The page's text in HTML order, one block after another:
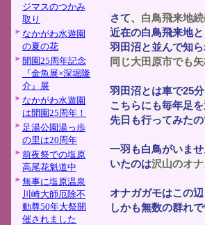
ジマスのつかみ
取り
なかがわ水遊園
の夏の花
開園25周年記念
『金魚展×深堀隆
介』展
なかがわ水遊園
は開園25周年！
足湯公園湯っ歩
の里は20周年
前夜祭での塩原
高尾花魁道中
無事に塩原温泉
川崎大師厄除不
動尊50年大祭開
催されました
さて、 白鳥飛来地
近在の白鳥飛来地
羽田沼と並んで知
同じ大田原市でも
羽田沼とは車で25
こちらにも毎年足
先日も行ってみた
一羽も白鳥がいま
いたのは沢山のオ
オナガガモはこの
しかも無数の群れ